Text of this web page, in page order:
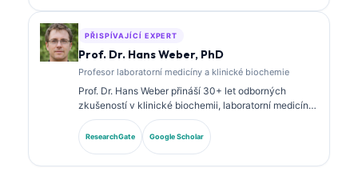
PŘISPÍVAJÍCÍ EXPERT
Prof. Dr. Hans Weber, PhD
Profesor laboratorní medicíny a klinické biochemie
Prof. Dr. Hans Weber přináší 30+ let odborných
zkušeností v klinické biochemii, laboratorní medicíně
a výzkumu biomarkerů. Bývalý prezident Německé
společnosti pro klinickou chemii, specializuje se na
analýzu diagnostických panelů, standardizaci
ResearchGate Google Scholar